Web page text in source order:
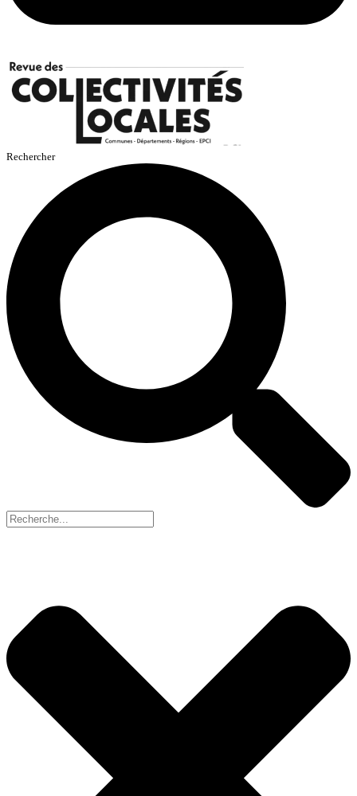
Rechercher